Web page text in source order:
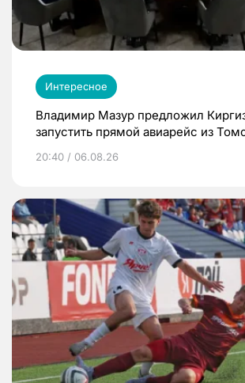
Интересное
Владимир Мазур предложил
запустить прямой авиарейс из
20:40 / 06.08.26